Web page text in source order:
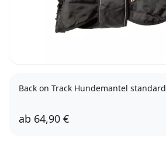
Back on Track Hundemantel standard
ab 64,90 €